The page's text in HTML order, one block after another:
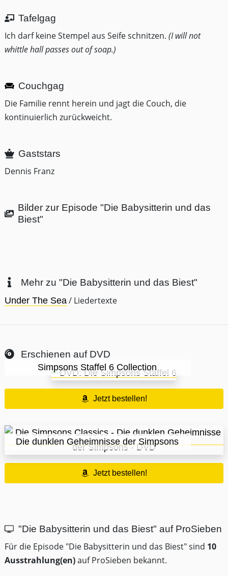
Tafelgag
Ich darf keine Stempel aus Seife schnitzen. (I will not
whittle hall passes out of soap.)
Couchgag
Die Familie rennt herein und jagt die Couch, die
kontinuierlich zurückweicht.
Gaststars
Dennis Franz
Bilder zur Episode "Die Babysitterin und das
Biest"
Mehr zu "Die Babysitterin und das Biest"
Under The Sea / Liedertexte
Erschienen auf DVD
Simpsons Staffel 6 Collection
Jetzt bestellen!
Die dunklen Geheimnisse der Simpsons
Jetzt bestellen!
"Die Babysitterin und das Biest" auf ProSieben
Für die Episode "Die Babysitterin und das Biest" sind 10
Ausstrahlung(en)auf ProSieben bekannt.